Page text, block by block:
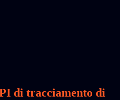
di tracciamento di